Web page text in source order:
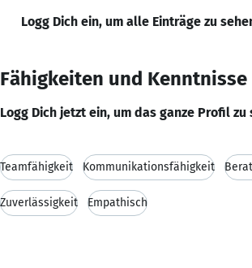
Logg Dich ein, um alle Einträge zu
Fähigkeiten und Kenntnisse
Logg Dich jetzt ein, um das ganze Profil zu
Teamfähigkeit Kommunikationsfähigkeit
Zuverlässigkeit Empathisch